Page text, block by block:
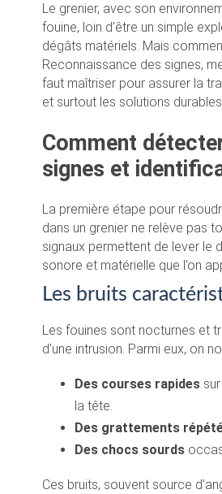
Le grenier, avec son
fouine, loin d’être un simple
dégâts matériels. Mais
Reconnaissance des signes,
faut maîtriser pour assurer la
et surtout les solutions
Comment
signes et
La première étape pour
dans un grenier ne relève pas
signaux permettent de lever le
sonore et matérielle que l’on
Les bruits
Les fouines sont nocturnes et
d’une intrusion. Parmi eux, on
Des courses rapides
la tête.
Des grattements
Des chocs sourds
Ces bruits, souvent source